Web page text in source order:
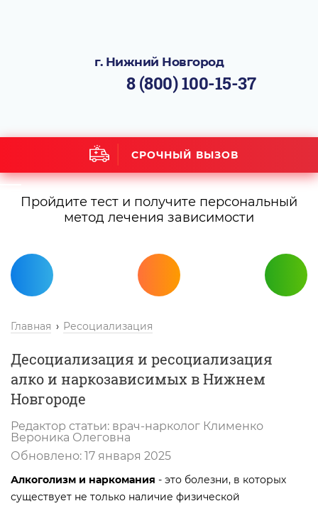
г. Нижний Новгород
8 (800) 100-15-37
СРОЧНЫЙ ВЫЗОВ
Пройдите тест и получите персональный
метод лечения зависимости
Главная Ресоциализация
Десоциализация и ресоциализация
алко и наркозависимых в Нижнем
Новгороде
Редактор статьи: врач-нарколог Клименко
Вероника Олеговна
Обновлено: 17 января 2025
Алкоголизм и наркомания - это болезни, в которых
существует не только наличие физической